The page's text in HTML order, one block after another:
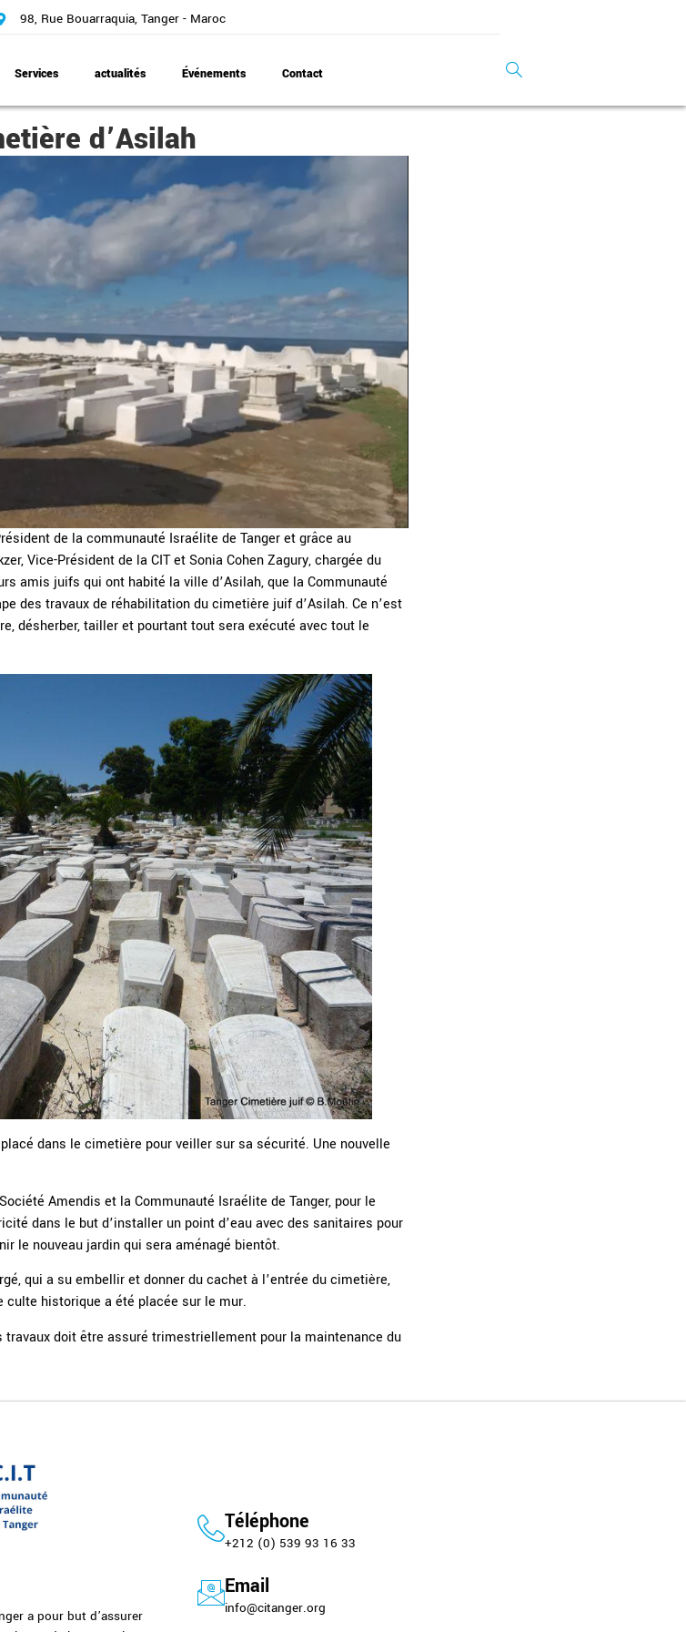
98, Rue Bouarraquia, Tanger - Maroc
Services actualités Événements Contact
d’Asilah
de la communauté Israélite de Tanger et grâce au
Vice-Président de la CIT et Sonia Cohen Zagury, chargée du
amis juifs qui ont habité la ville d’Asilah, que la Communauté
des travaux de réhabilitation du cimetière juif d’Asilah. Ce n’est
désherber, tailler et pourtant tout sera exécuté avec tout le
dans le cimetière pour veiller sur sa sécurité. Une nouvelle
Amendis et la Communauté Israélite de Tanger, pour le
dans le but d’installer un point d’eau avec des sanitaires pour
le nouveau jardin qui sera aménagé bientôt.
qui a su embellir et donner du cachet à l’entrée du cimetière,
historique a été placée sur le mur.
doit être assuré trimestriellement pour la maintenance du
a pour but d’assurer
Téléphone
+212 (0) 539 93 16 33
Email
info@citanger.org